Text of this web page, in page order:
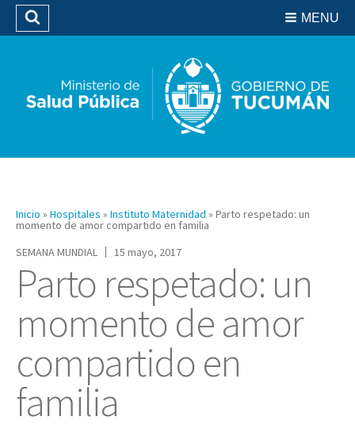
Biblioteca
MENU
Buscar
Inicio » Hospitales » Instituto Maternidad » Parto respetado: un
momento de amor compartido en familia
SEMANA MUNDIAL
15 mayo, 2017
Parto respetado: un
momento de amor
compartido en
familia